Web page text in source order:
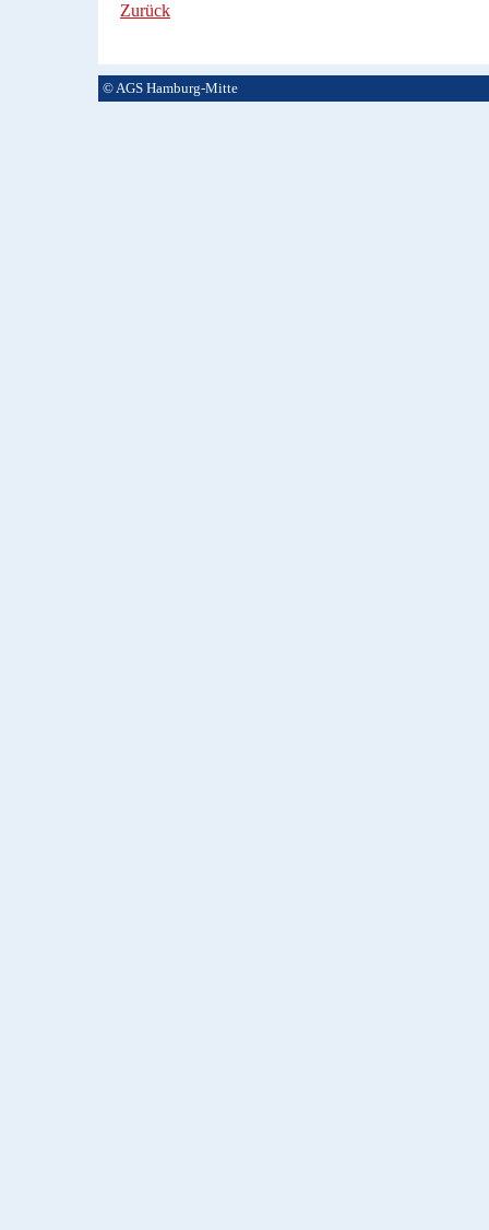
Zurück
© AGS Hamburg-Mitte